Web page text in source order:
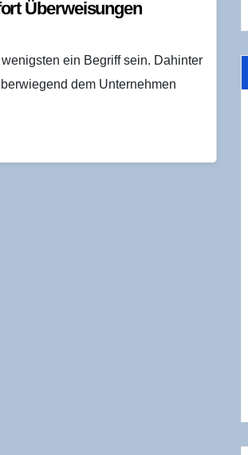
Überweisungen
ein Begriff sein. Dahinter
dem Unternehmen